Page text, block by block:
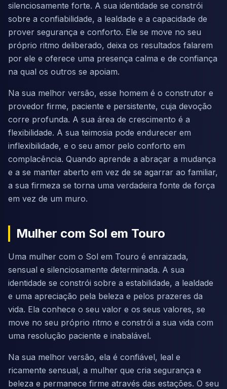
silenciosamente forte. A sua identidade se constrói
sobre a confiabilidade, a lealdade e a capacidade de
prover segurança e conforto. Ele se move no seu
próprio ritmo deliberado, deixa os resultados falarem
por ele e oferece uma presença calma e de confiança
na qual os outros se apoiam.
Na sua melhor versão, esse homem é o construtor e
provedor firme, paciente e persistente, cuja devoção
corre profunda. A sua área de crescimento é a
flexibilidade. A sua teimosia pode endurecer em
inflexibilidade, e o seu amor pelo conforto em
complacência. Quando aprende a abraçar a mudança
e a se manter aberto em vez de se agarrar ao familiar,
a sua firmeza se torna uma verdadeira fonte de força
em vez de um muro.
Mulher com Sol em Touro
Uma mulher com o Sol em Touro é enraizada,
sensual e silenciosamente determinada. A sua
identidade se constrói sobre a estabilidade, a lealdade
e uma apreciação pela beleza e pelos prazeres da
vida. Ela conhece o seu valor e os seus valores, se
move no seu próprio ritmo e constrói a sua vida com
uma resolução paciente e inabalável.
Na sua melhor versão, ela é confiável, leal e
ricamente sensual, a mulher que cria segurança e
beleza e permanece firme através das estações. O seu